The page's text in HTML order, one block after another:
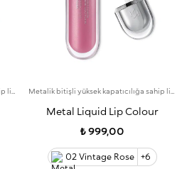
Metal Liquid Lip Colour
₺ 999,00
02 Vintage Rose +6